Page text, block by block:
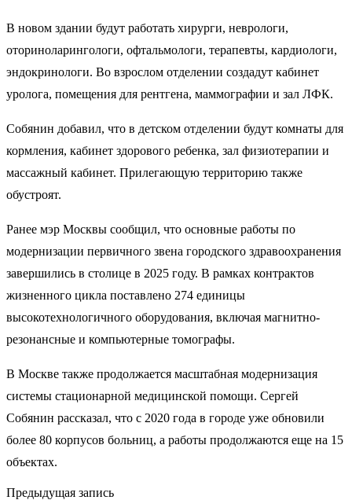
В новом здании будут работать хирурги, неврологи,
оториноларингологи, офтальмологи, терапевты, кардиологи,
эндокринологи. Во взрослом отделении создадут кабинет
уролога, помещения для рентгена, маммографии и зал ЛФК.
Собянин добавил, что в детском отделении будут комнаты для
кормления, кабинет здорового ребенка, зал физиотерапии и
массажный кабинет. Прилегающую территорию также
обустроят.
Ранее мэр Москвы сообщил, что основные работы по
модернизации первичного звена городского здравоохранения
завершились в столице в 2025 году. В рамках контрактов
жизненного цикла поставлено 274 единицы
высокотехнологичного оборудования, включая магнитно-
резонансные и компьютерные томографы.
В Москве также продолжается масштабная модернизация
системы стационарной медицинской помощи. Сергей
Собянин рассказал, что с 2020 года в городе уже обновили
более 80 корпусов больниц, а работы продолжаются еще на 15
объектах.
Предыдущая запись